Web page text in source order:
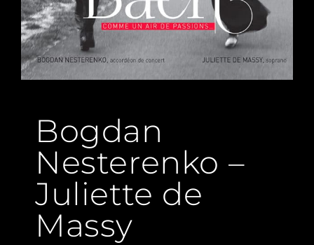
Bogdan
Nesterenko –
Juliette de
Massy